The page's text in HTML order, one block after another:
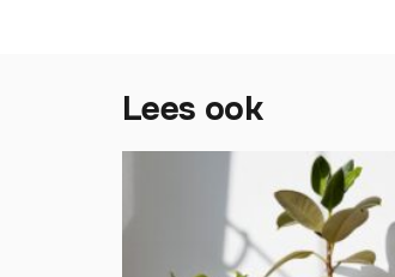
Lees ook